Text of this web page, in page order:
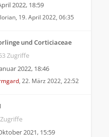
2022, 18:59
, 19. April 2022, 06:35
und Corticiaceae
Zugriffe
2022, 18:46
, 22. März 2022, 22:52
2021, 15:59